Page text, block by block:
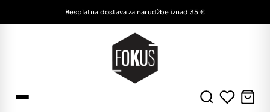
Besplatna dostava za narudžbe iznad 35 €